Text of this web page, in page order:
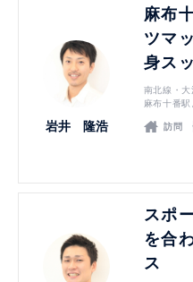
岩井 隆浩
麻布
ツマ
身ス
南北線・大
麻布十番
訪問
スポ
を合
ス